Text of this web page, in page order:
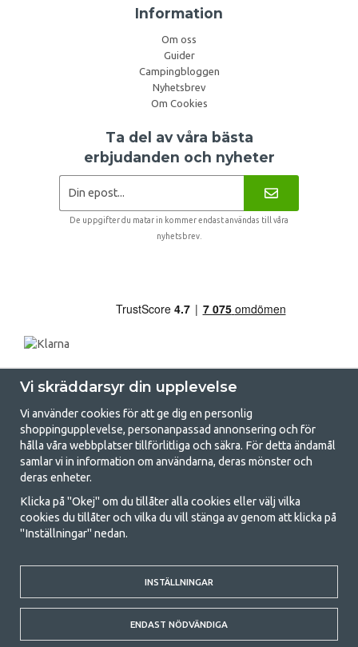
Information
Om oss
Guider
Campingbloggen
Nyhetsbrev
Om Cookies
Ta del av våra bästa
erbjudanden och nyheter
De uppgifter du matar in kommer endast användas till våra
nyhetsbrev.
GetCamping.se - Din butik för camping
och uteliv
Att campa kan antingen vara en livsstil eller ett sätt att samla familjen
för ett gemensamt äventyr. Oavsett vilken kategori du tillhör hittar du
med att campa så därför erbjuder vi riktigt bra priser på familjetält,
husvagnstält och all annan utrustning för camping och friluftsliv. Vårt
mål är att i varje priskategori erbjuda den bästa campingutrustningen
gällande kvalitet och funktionalitet. Ta gärna kontakt med oss om det
är något du saknar eller vill veta mer om.
Vi skräddarsyr din upplevelse
Vi använder cookies för att ge dig en personlig
shoppingupplevelse, personanpassad annonsering och för
hålla våra webbplatser tillförlitliga och säkra. För detta ändamål
samlar vi in information om användarna, deras mönster och
deras enheter.
Klicka på "Okej" om du tillåter alla cookies eller välj vilka
cookies du tillåter och vilka du vill stänga av genom att klicka på
"Inställningar" nedan.
INSTÄLLNINGAR
ENDAST NÖDVÄNDIGA